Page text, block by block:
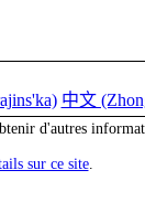
中文
d'autres
sur ce site.